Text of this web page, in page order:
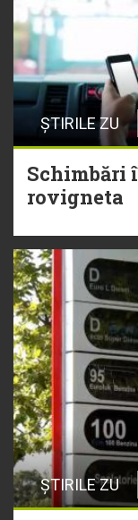
ȘTIRILE ZU
Schimbări
rovigneta
ȘTIRILE ZU